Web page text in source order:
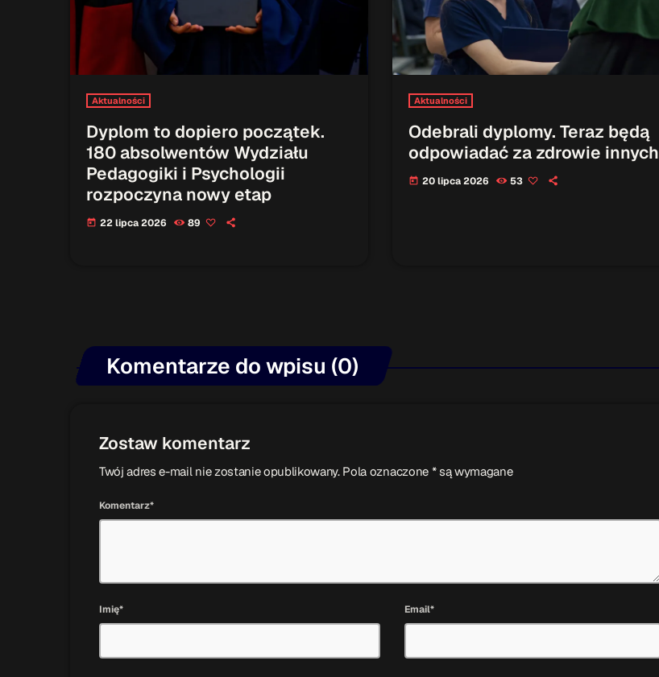
Aktualności
Dyplom to dopiero początek.
180 absolwentów Wydziału
Pedagogiki i Psychologii
rozpoczyna nowy etap
today 22 lipca 2026 89
Aktualności
Odebrali dyplomy. Teraz będą
odpowiadać za zdrowie innych
today 20 lipca 2026 53
Komentarze do wpisu (0)
Zostaw komentarz
Twój adres e-mail nie zostanie opublikowany. Pola oznaczone * są wymagane
Komentarz*
Imię* Email*